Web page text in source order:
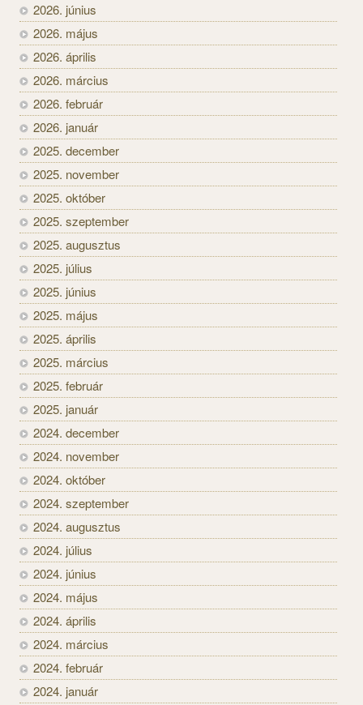
2026. június
2026. május
2026. április
2026. március
2026. február
2026. január
2025. december
2025. november
2025. október
2025. szeptember
2025. augusztus
2025. július
2025. június
2025. május
2025. április
2025. március
2025. február
2025. január
2024. december
2024. november
2024. október
2024. szeptember
2024. augusztus
2024. július
2024. június
2024. május
2024. április
2024. március
2024. február
2024. január